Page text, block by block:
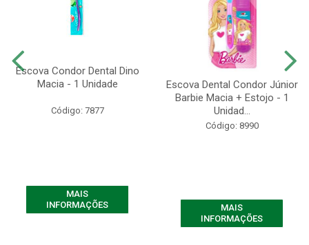
Escova Condor Dental Dino
Macia - 1 Unidade
Código: 7877
MAIS
INFORMAÇÕES
Escova Dental Condor Júnior
Barbie Macia + Estojo - 1
Unidad...
Código: 8990
MAIS
INFORMAÇÕES